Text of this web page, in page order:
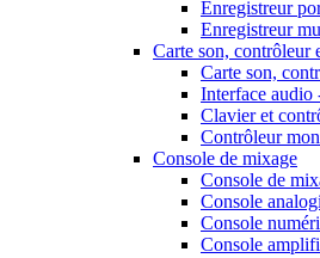
Enregistreur
Enregistreur
Carte son, contrôleur
Carte son,
Interface audio
Clavier et
Contrôleur
Console de mixage
Console de
Console
Console
Console